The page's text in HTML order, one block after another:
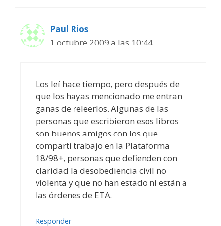
Paul Rios
1 octubre 2009 a las 10:44
Los leí hace tiempo, pero después de
que los hayas mencionado me entran
ganas de releerlos. Algunas de las
personas que escribieron esos libros
son buenos amigos con los que
compartí trabajo en la Plataforma
18/98+, personas que defienden con
claridad la desobediencia civil no
violenta y que no han estado ni están a
las órdenes de ETA.
Responder